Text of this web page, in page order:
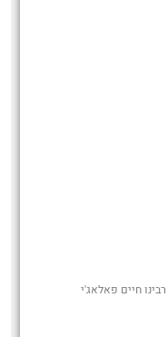
רבינו חיים פאלאג'י